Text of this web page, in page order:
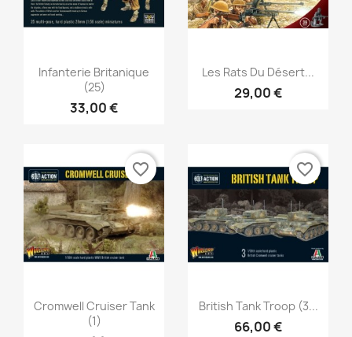
Aperçu rapide
Infanterie Britanique
(25)
33,00 €
 Aperçu rapide
Les Rats Du Désert...
29,00 €
Aperçu rapide
Cromwell Cruiser Tank
(1)
favorite_border
Aperçu rapide
British Tank Troop (3...
66,00 €
favorite_border
Créer une liste d'envies ×